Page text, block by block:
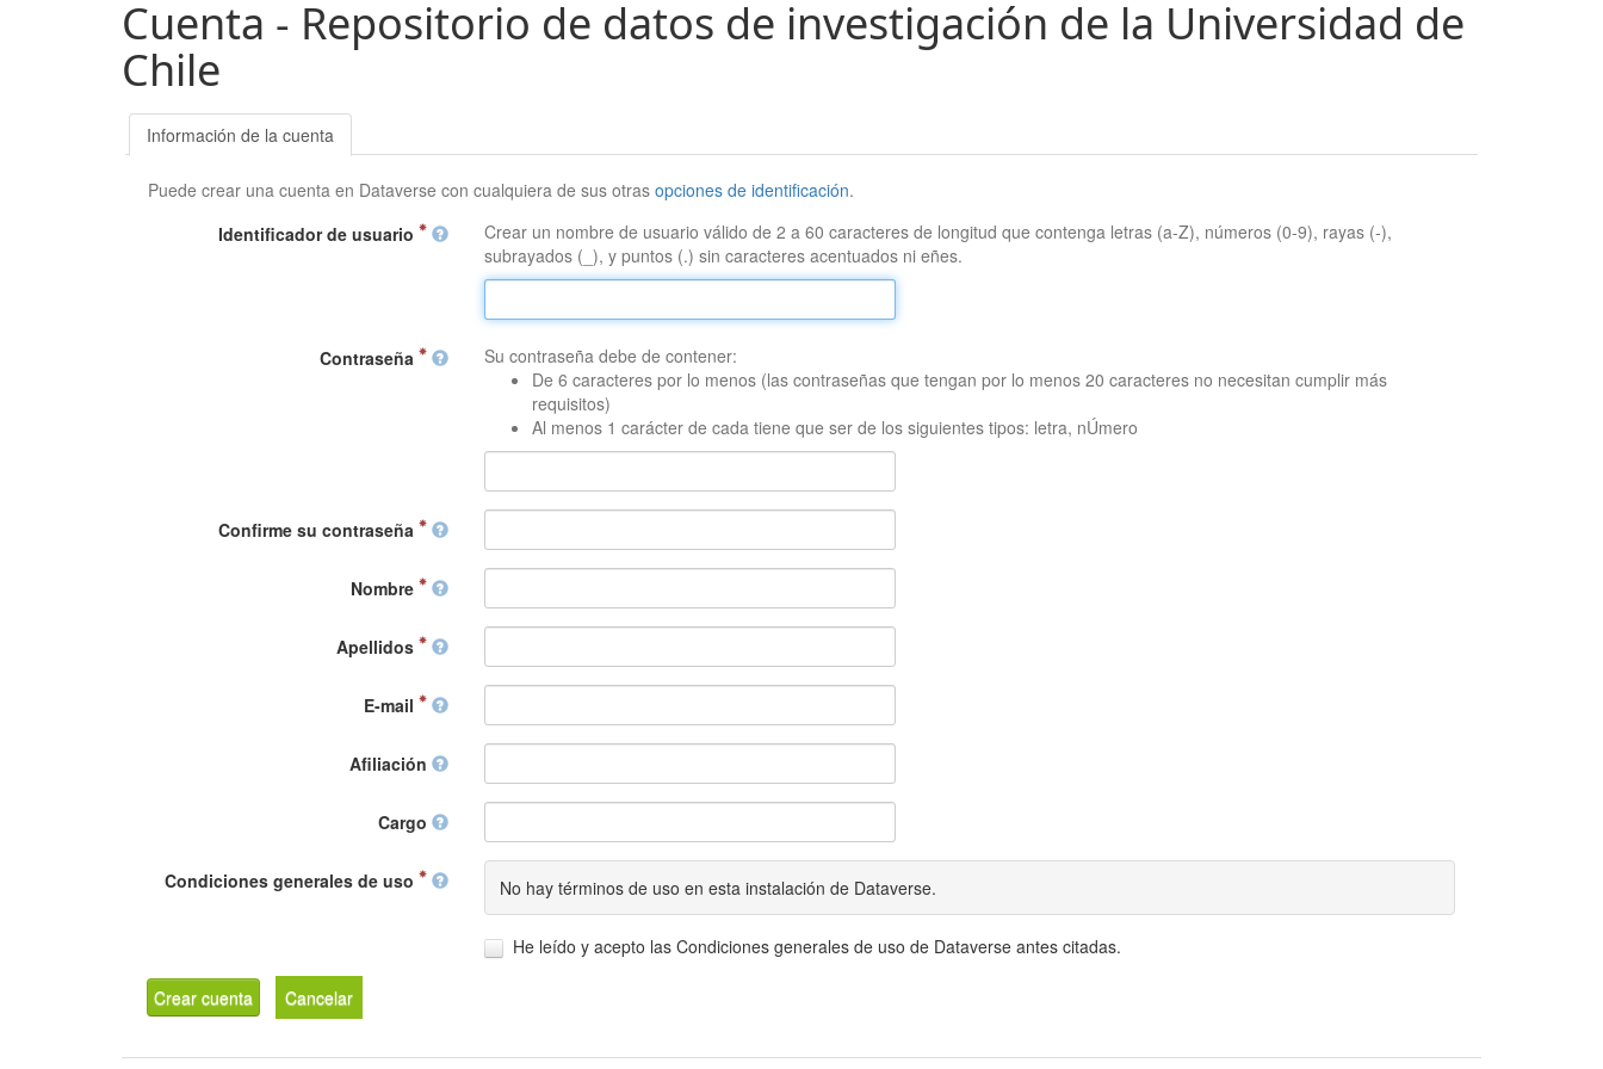
Cuenta - Repositorio de datos de investigación de la Universidad de
Chile
Información de la cuenta
Puede crear una cuenta en Dataverse con cualquiera de sus otrasopciones de identificación.
Identificador de usuario
Crear un nombre de usuario válido de 2 a 60 caracteres de longitud que contenga letras (a-Z), números (0-9), rayas (-),
subrayados (_), y puntos (.) sin caracteres acentuados ni eñes.
Contraseña
Su contraseña debe de contener:
De 6 caracteres por lo menos (las contraseñas que tengan por lo menos 20 caracteres no necesitan cumplir más
requisitos)
Al menos 1 carácter de cada tiene que ser de los siguientes tipos: letra, nÚmero
Confirme su contraseña
Nombre
Apellidos
E-mail
Afiliación
Cargo
Condiciones generales de uso No hay términos de uso en esta instalación de Dataverse.
He leído y acepto las Condiciones generales de uso de Dataverse antes citadas.
Crear cuenta Cancelar